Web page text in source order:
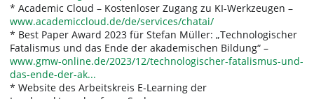
* Academic Cloud – Kostenloser Zugang zu KI-Werkzeugen –
www.academiccloud.de/de/services/chatai/
* Best Paper Award 2023 für Stefan Müller: „Technologischer
Fatalismus und das Ende der akademischen Bildung“ –
www.gmw-online.de/2023/12/technologischer-fatalismus-und-
das-ende-der-ak...
* Website des Arbeitskreis E-Learning der